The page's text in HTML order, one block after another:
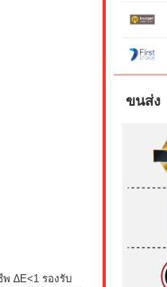
พ ∆E<1 รองรับ
ขนส่ง